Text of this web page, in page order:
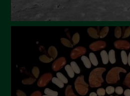
Ottobre 2023
Settembre 2023
Agosto 2023